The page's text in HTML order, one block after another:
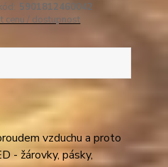
5901812460042
cenu / dostupnost
vzduchu a proto
- žárovky, pásky,